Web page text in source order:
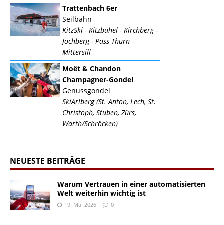
Trattenbach 6er
Seilbahn
KitzSki - Kitzbühel - Kirchberg -
Jochberg - Pass Thurn -
Mittersill
Moët & Chandon
Champagner-Gondel
Genussgondel
SkiArlberg (St. Anton, Lech, St.
Christoph, Stuben, Zürs,
Warth/Schröcken)
NEUESTE BEITRÄGE
Warum Vertrauen in einer automatisierten
Welt weiterhin wichtig ist
19. Mai 2026 0